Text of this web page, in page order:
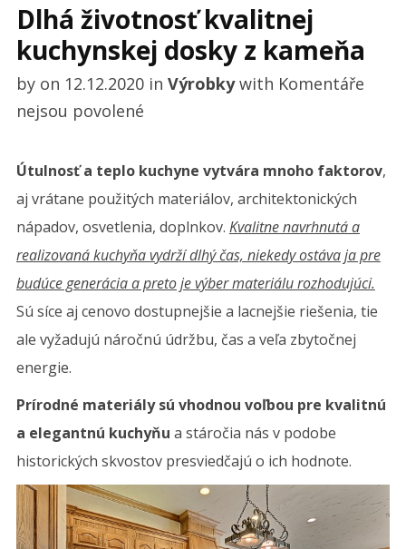
Dlhá životnosť kvalitnej
kuchynskej dosky z kameňa
by on 12.12.2020in Výrobkywith Komentáře
nejsou povolenéu
s
názvem
Dlhá
životnosť
kvalitnej
kuchynskej
dosky
Útulnosť a teplo kuchyne vytvára mnoho faktorov,
aj vrátane použitých materiálov, architektonických
nápadov, osvetlenia, doplnkov. Kvalitne navrhnutá a
realizovaná kuchyňa vydrží dlhý čas, niekedy ostáva ja pre
budúce generácia a preto je výber materiálu rozhodujúci.
Sú síce aj cenovo dostupnejšie a lacnejšie riešenia, tie
ale vyžadujú náročnú údržbu, čas a veľa zbytočnej
energie.
Prírodné materiály sú vhodnou voľbou pre kvalitnú
a elegantnú kuchyňu a stáročia nás v podobe
historických skvostov presviedčajú o ich hodnote.